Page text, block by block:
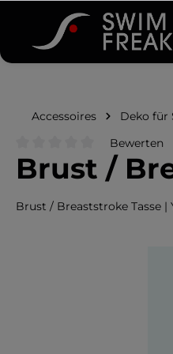
Zur
& Papas
Damen
Accessoires Deko für
Durchschnittliche
Bewerten
Brust /
Brust / Breaststroke Tasse